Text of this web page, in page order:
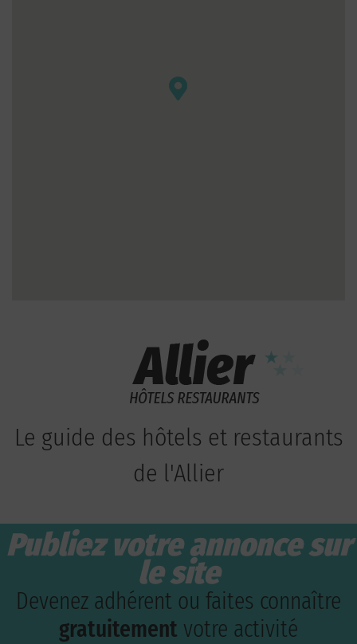
Le guide des hôtels et restaurants
de l'Allier
Publiez votre annonce sur
le site
Devenez adhérent ou faites connaître
gratuitement votre activité